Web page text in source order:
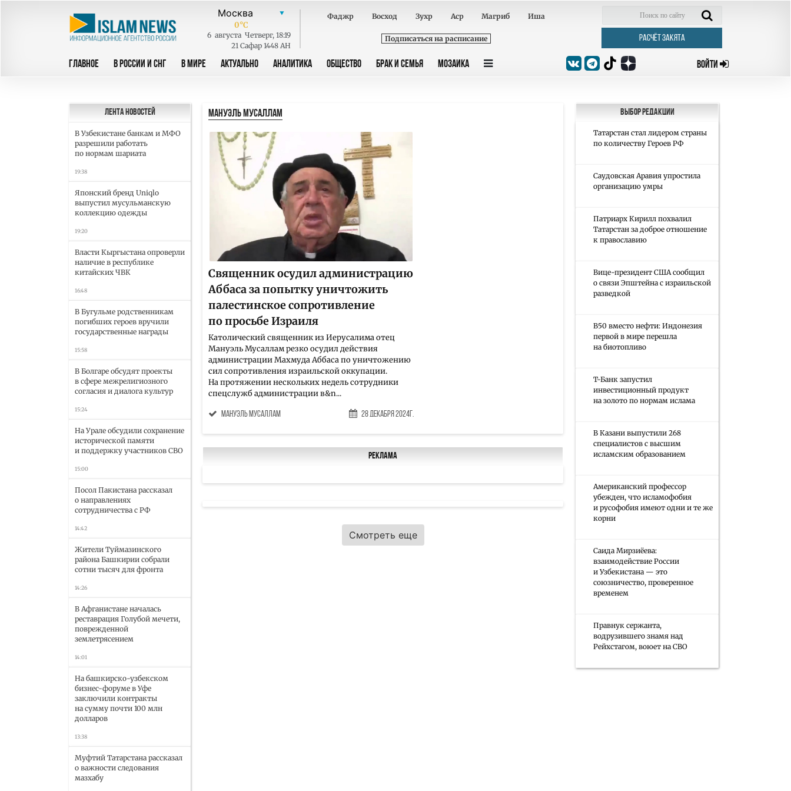
0°C
6 августа Четверг, 18:19
21 Сафар 1448 AH
Фаджр Восход Зухр Аср Магриб Иша
Подписаться на расписание РАСЧЁТ ЗАКЯТА
ГЛАВНОЕ В РОССИИ И СНГ В МИРЕ АКТУАЛЬНО АНАЛИТИКА ОБЩЕСТВО БРАК И СЕМЬЯ МОЗАИКА ВОЙТИ
Лента новостей
В Узбекистане банкам и МФО
разрешили работать
по нормам шариата
19:38
Японский бренд Uniqlo
выпустил мусульманскую
коллекцию одежды
19:20
Власти Кыргыстана опроверли
наличие в республике
китайских ЧВК
16:48
В Бугульме родственникам
погибших героев вручили
государственные награды
15:58
В Болгаре обсудят проекты
в сфере межрелигиозного
согласия и диалога культур
15:24
На Урале обсудили сохранение
исторической памяти
и поддержку участников СВО
15:00
Посол Пакистана рассказал
о направлениях
сотрудничества с РФ
14:42
Жители Туймазинского
района Башкирии собрали
сотни тысяч для фронта
14:26
В Афганистане началась
реставрация Голубой мечети,
поврежденной
землетрясением
14:01
На башкирско-узбекском
бизнес-форуме в Уфе
заключили контракты
на сумму почти 100 млн
долларов
13:38
Муфтий Татарстана рассказал
о важности следования
мазхабу
МАНУЭЛЬ МУСАЛЛАМ
Священник осудил администрацию
Аббаса за попытку уничтожить
палестинское сопротивление
по просьбе Израиля
Католический священник из Иерусалима отец
Мануэль Мусаллам резко осудил действия
администрации Махмуда Аббаса по уничтожению
сил сопротивления израильской оккупации.
На протяжении нескольких недель сотрудники
спецслужб администрации в&n...
Мануэль Мусаллам 28 Декабря 2024г.
Реклама
Смотреть еще
Выбор редакции
Татарстан стал лидером страны
по количеству Героев РФ
Саудовская Аравия упростила
организацию умры
Патриарх Кирилл похвалил
Татарстан за доброе отношение
к православию
Вице-президент США сообщил
о связи Эпштейна с израильской
разведкой
B50 вместо нефти: Индонезия
первой в мире перешла
на биотопливо
Т-Банк запустил
инвестиционный продукт
на золото по нормам ислама
В Казани выпустили 268
специалистов с высшим
исламским образованием
Американский профессор
убежден, что исламофобия
и русофобия имеют одни и те же
корни
Саида Мирзиёева:
взаимодействие России
и Узбекистана — это
союзничество, проверенное
временем
Правнук сержанта,
водрузившего знамя над
Рейхстагом, воюет на СВО